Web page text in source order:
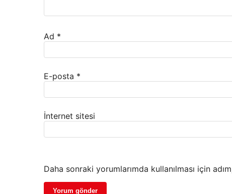
Ad *
E-posta *
İnternet sitesi
Daha sonraki yorumlarımda kullanılması için